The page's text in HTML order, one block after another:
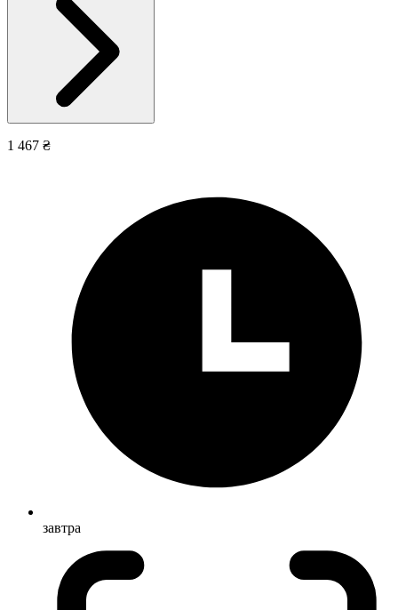
1 467 ₴
завтра